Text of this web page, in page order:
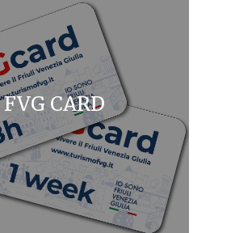
FVG CARD